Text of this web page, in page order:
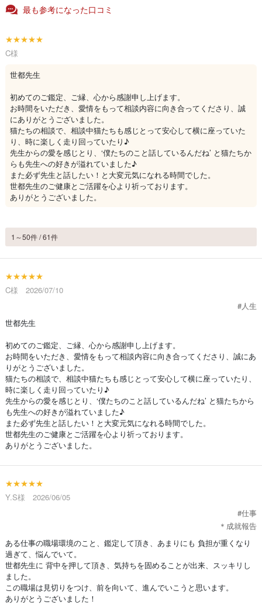
最も参考になった口コミ
★★★★★
C様
世都先生
初めてのご鑑定、ご縁、心から感謝申し上げます。
お時間をいただき、愛情をもって相談内容に向き合ってくださり、誠
にありがとうございました。
猫たちの相談で、相談中猫たちも感じとって安心して横に座っていた
り、時に楽しく走り回っていたり♪
先生からの愛を感じとり、‘僕たちのこと話しているんだね’ と猫たちか
らも先生への好きが溢れていました♪
また必ず先生と話したい！と大変元気になれる時間でした。
世都先生のご健康とご活躍を心より祈っております。
ありがとうございました。
1～50件 / 61件
★★★★★
C様 2026/07/10
#人生
世都先生
初めてのご鑑定、ご縁、心から感謝申し上げます。
お時間をいただき、愛情をもって相談内容に向き合ってくださり、誠にあ
りがとうございました。
猫たちの相談で、相談中猫たちも感じとって安心して横に座っていたり、
時に楽しく走り回っていたり♪
先生からの愛を感じとり、‘僕たちのこと話しているんだね’ と猫たちから
も先生への好きが溢れていました♪
また必ず先生と話したい！と大変元気になれる時間でした。
世都先生のご健康とご活躍を心より祈っております。
ありがとうございました。
★★★★★
Y.S様 2026/06/05
#仕事
＊成就報告
ある仕事の職場環境のこと、鑑定して頂き、あまりにも 負担が重くなり
過ぎて、悩んでいて。
世都先生に 背中を押して頂き、気持ちを固めることが出来、スッキリし
ました。
この職場は見切りをつけ、前を向いて、進んでいこうと思います。
ありがとうございました！